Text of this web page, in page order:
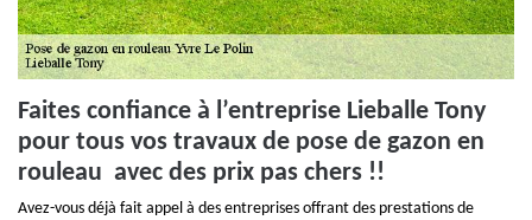
Faites confiance à l’entreprise Lieballe Tony
pour tous vos travaux de pose de gazon en
rouleau avec des prix pas chers !!
Avez-vous déjà fait appel à des entreprises offrant des prestations de